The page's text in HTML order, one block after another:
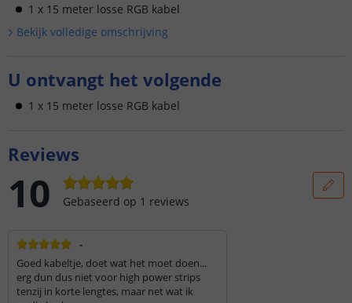
1 x 15 meter losse RGB kabel
Bekijk volledige omschrijving
U ontvangt het volgende
1 x 15 meter losse RGB kabel
Reviews
10 Gebaseerd op 1 reviews
-
Goed kabeltje, doet wat het moet doen...
erg dun dus niet voor high power strips
tenzij in korte lengtes, maar net wat ik